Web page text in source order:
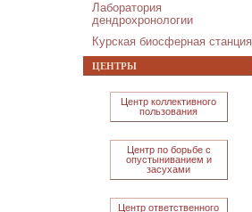
Лаборатория
дендрохронологии
Курская биосферная станция
ЦЕНТРЫ
Центр коллективного
пользования
Центр по борьбе с
опустыниванием и
засухами
Центр ответственного